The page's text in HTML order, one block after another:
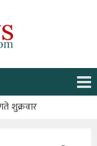
शुक्रवार